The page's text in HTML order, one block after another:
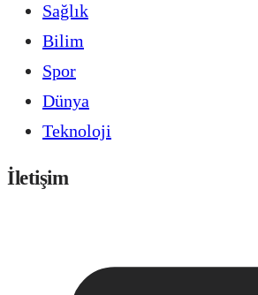
Sağlık
Bilim
Spor
Dünya
Teknoloji
İletişim